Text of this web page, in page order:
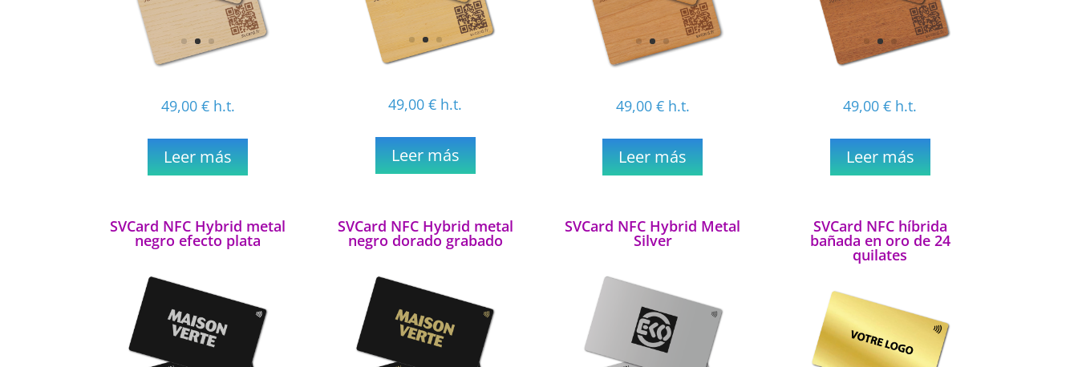
49,00 € h.t.
Leer más
49,00€ h.t.
Leer más
49,00 € h.t.
Leer más
49,00€ h.t.
Leer más
SVCard NFC Hybrid metal
negro efecto plata
SVCard NFC Hybrid metal
negro dorado grabado
SVCard NFC Hybrid Metal
Silver
SVCard NFC híbrida
bañada en oro de 24
quilates